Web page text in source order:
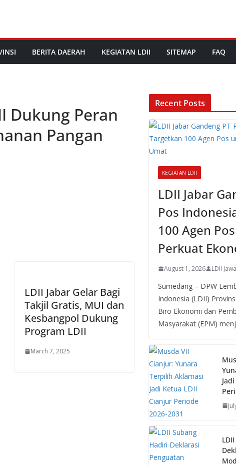
BERITA DAERAH KEGIATAN LDII SITEMAP FAQ
Dukung Peran
Pangan
LDII Jabar Gelar Bagi
Takjil Gratis, MUI dan
Kesbangpol Dukung
Program LDII
March 7, 2025
Recent Posts
KEGIATAN LDII
LDII Jabar
Pos
100 Agen
Perkuat
August 1, 2026 LDII
Sumedang – DPW
Indonesia (LDII)
Biro Ekonomi dan
Masyarakat (EPM)